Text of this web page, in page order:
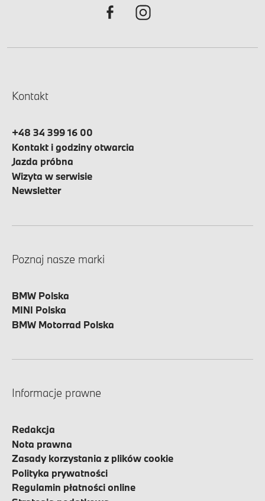
Kontakt
+48 34 399 16 00
Kontakt i godziny otwarcia
Jazda próbna
Wizyta w serwisie
Newsletter
Poznaj nasze marki
BMW Polska
MINI Polska
BMW Motorrad Polska
Informacje prawne
Redakcja
Nota prawna
Zasady korzystania z plików cookie
Polityka prywatności
Regulamin płatności online